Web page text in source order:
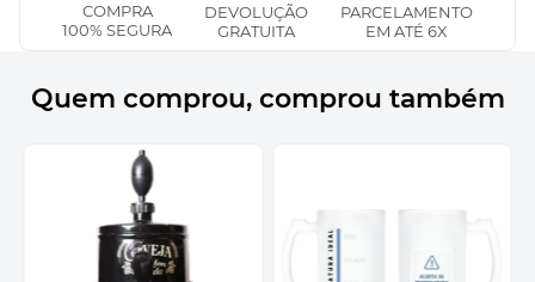
COMPRA
100% SEGURA
DEVOLUÇÃO
GRATUITA
PARCELAMENTO
EM ATÉ 6X
Quem comprou, comprou também